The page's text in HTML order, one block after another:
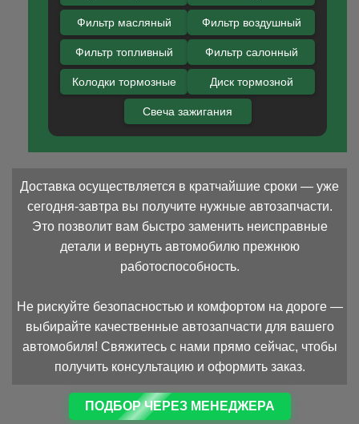
Фильтр масляный Фильтр воздушный
Фильтр топливный Фильтр салонный
Колодки тормозные Диск тормозной
Свеча зажигания
Доставка осуществляется в кратчайшие сроки — уже
сегодня-завтра вы получите нужные автозапчасти.
Это позволит вам быстро заменить неисправные
детали и вернуть автомобилю прежнюю
работоспособность.
Не рискуйте безопасностью и комфортом на дороге —
выбирайте качественные автозапчасти для вашего
автомобиля! Свяжитесь с нами прямо сейчас, чтобы
получить консультацию и оформить заказ.
ПОДБОР ЧЕРЕЗ МЕНЕДЖЕРА